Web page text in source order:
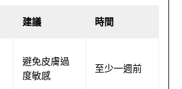
建議 時間
避免皮膚過
度敏感
至少一週前